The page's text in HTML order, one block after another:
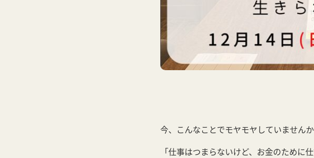
今、こんなことでモヤモヤしていませんか
「仕事はつまらないけど、お金のために